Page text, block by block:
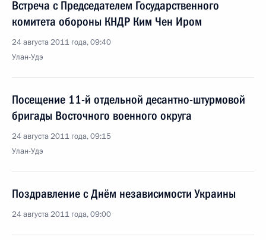
Встреча с Председателем Государственного
комитета обороны КНДР Ким Чен Иром
24 августа 2011 года, 09:40
Улан-Удэ
Посещение 11-й отдельной десантно-штурмовой
бригады Восточного военного округа
24 августа 2011 года, 09:15
Улан-Удэ
Поздравление с Днём независимости Украины
24 августа 2011 года, 09:00